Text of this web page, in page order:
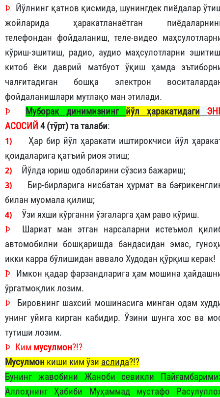
Þ
Йўлнинг қатнов қисмида, шунингдек пиёдалар
жойларида ҳаракатланаётган
телефондан фойдаланиш, теле-видео
кўриш-эшитиш, радио, аудио маҳсулотларни
китоб ёки даврий матбуот ўқиш ҳамда
чалғитадиган бошқа электрон
фойдаланишлари мутлақо ман этилади.
Þ Муборак динимизнинг йўл ҳаракатидаги
АСОСИЙ 4 (тўрт) та талаби:
1)Ҳар бир йўл ҳаракати иштирокчиси йўл
қоидаларига қатъий риоя этиш;
2)
Йўлда юриш одобларини сўзсиз бажариш;
3)
Бир-бирларига нисбатан ҳурмат ва
билан муомала қилиш;
4) Ўзи яхши кўрганни ўзгаларга ҳам раво кўриш.
Þ
Шариат ман этган нарсаларни истеъмол
автомобилни бошқаришда бандасидан эмас,
икки карра бўлишидан аввало Худодан қўрқиш керак!
Þ
Имкон қадар фарзандларига ҳам мошина
ўргатмоқлик лозим.
Þ
Бировнинг шахсий мошинасига минган одам
унинг уйига кирган кабидир. Ўзини шунга хос ва
тутиши лозим.
Þ Ким мусулмон?!?
Мусулмон киши ким ўзи аслида?!?
Бунинг жавобини Жаноби севикли
Аллоҳнинг Ҳабиби Муҳаммад мустафо